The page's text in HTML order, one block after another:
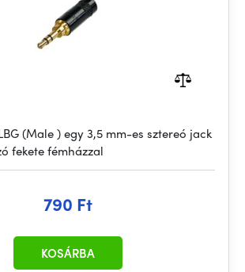
(Male ) egy 3,5 mm-es sztereó jack
fekete fémházzal
790 Ft
KOSÁRBA